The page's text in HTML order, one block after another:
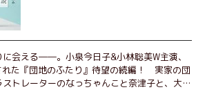
に会える――。小泉今日子&小林聡美W主演、
れた『団地のふたり』待望の続編！ 実家の団
トレーターのなっちゃんこと奈津子と、大学